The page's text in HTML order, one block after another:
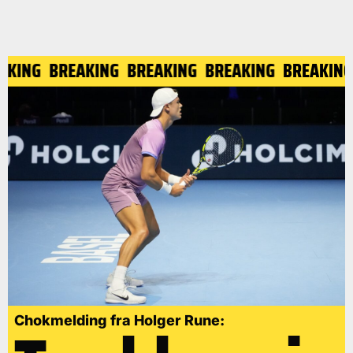
BREAKING BREAKING BREAKING
Chokmelding fra Holger Rune: